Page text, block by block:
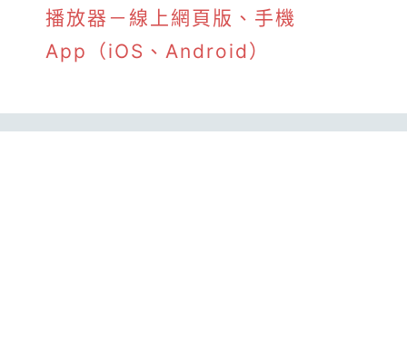
播放器－線上網頁版、手機
App（iOS、Android）